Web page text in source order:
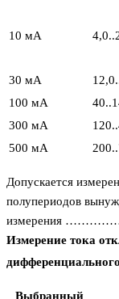
10 мA
30 мA
100 мA
300 мA
500 мA
Допускается
полупериодов
измерения
Измерение тока
Выбранный